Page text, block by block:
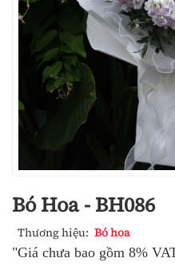
Bó Hoa - BH086
Thương hiệu: Bó hoa
"Giá chưa bao gồm 8%